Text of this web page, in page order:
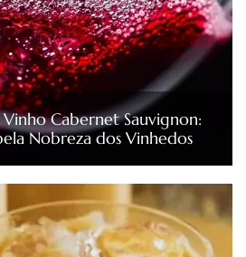
Cabernet Sauvignon:
Nobreza dos Vinhedos